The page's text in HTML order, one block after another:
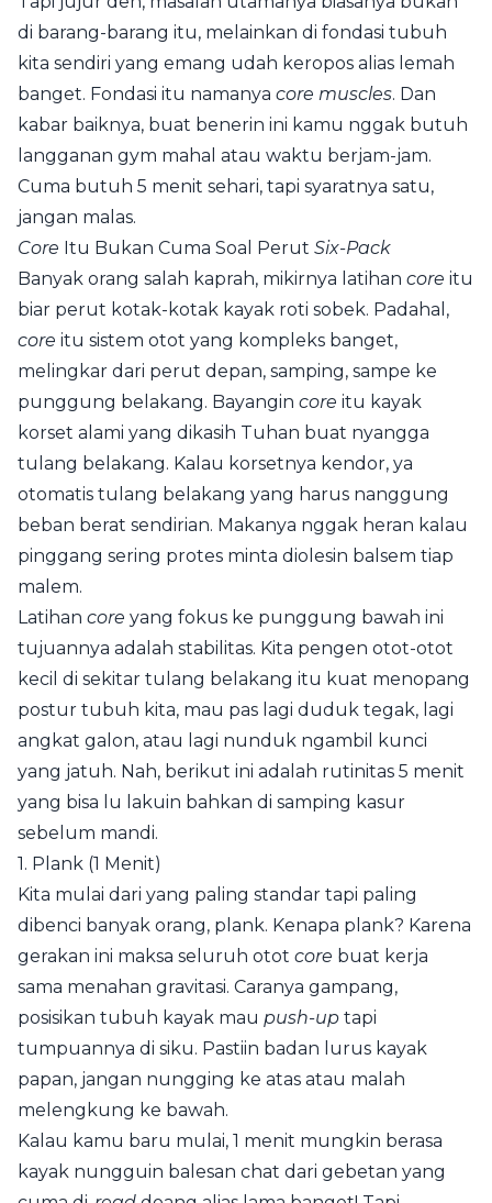
di barang-barang itu, melainkan di fondasi tubuh
kita sendiri yang emang udah keropos alias lemah
banget. Fondasi itu namanya core muscles. Dan
kabar baiknya, buat benerin ini kamu nggak butuh
langganan gym mahal atau waktu berjam-jam.
Cuma butuh 5 menit sehari, tapi syaratnya satu,
jangan malas.
Core Itu Bukan Cuma Soal Perut Six-Pack
Banyak orang salah kaprah, mikirnya latihan core itu
biar perut kotak-kotak kayak roti sobek. Padahal,
core itu sistem otot yang kompleks banget,
melingkar dari perut depan, samping, sampe ke
punggung belakang. Bayangin core itu kayak
korset alami yang dikasih Tuhan buat nyangga
tulang belakang. Kalau korsetnya kendor, ya
otomatis tulang belakang yang harus nanggung
beban berat sendirian. Makanya nggak heran kalau
pinggang sering protes minta diolesin balsem tiap
malem.
Latihan core yang fokus ke punggung bawah ini
tujuannya adalah stabilitas. Kita pengen otot-otot
kecil di sekitar tulang belakang itu kuat menopang
postur tubuh kita, mau pas lagi duduk tegak, lagi
angkat galon, atau lagi nunduk ngambil kunci
yang jatuh. Nah, berikut ini adalah rutinitas 5 menit
yang bisa lu lakuin bahkan di samping kasur
sebelum mandi.
1. Plank (1 Menit)
Kita mulai dari yang paling standar tapi paling
dibenci banyak orang, plank. Kenapa plank? Karena
gerakan ini maksa seluruh otot core buat kerja
sama menahan gravitasi. Caranya gampang,
posisikan tubuh kayak mau push-up tapi
tumpuannya di siku. Pastiin badan lurus kayak
papan, jangan nungging ke atas atau malah
melengkung ke bawah.
Kalau kamu baru mulai, 1 menit mungkin berasa
kayak nungguin balesan chat dari gebetan yang